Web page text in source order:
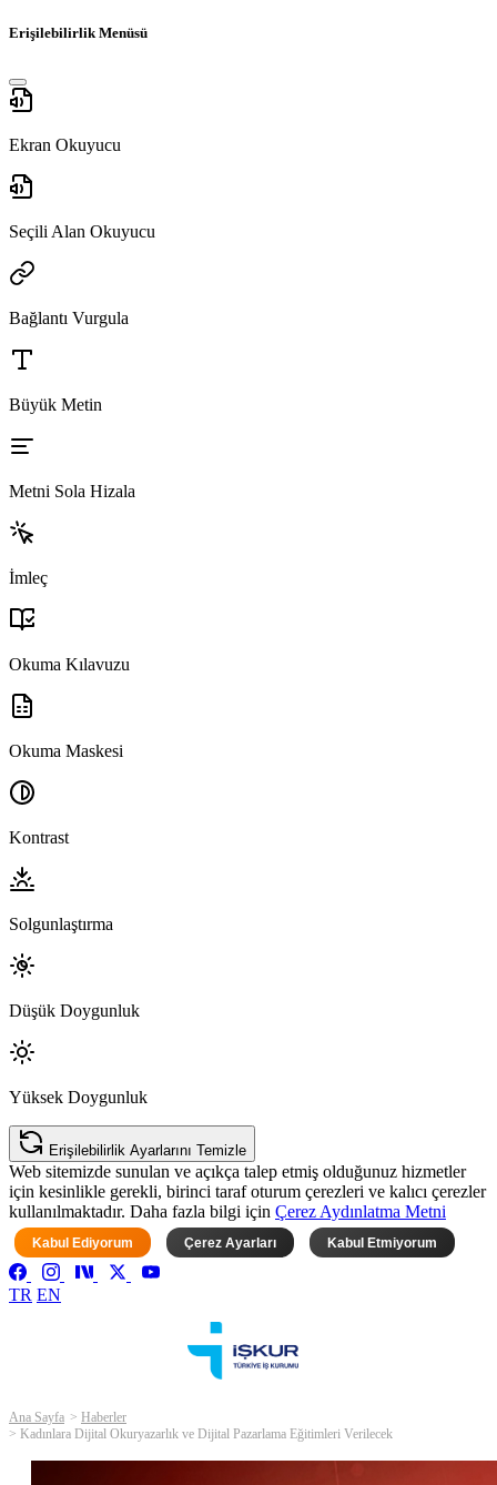
Erişilebilirlik Menüsü
Ekran Okuyucu
Seçili Alan Okuyucu
Bağlantı Vurgula
Büyük Metin
Metni Sola Hizala
İmleç
Okuma Kılavuzu
Okuma Maskesi
Kontrast
Solgunlaştırma
Düşük Doygunluk
Yüksek Doygunluk
Erişilebilirlik Ayarlarını Temizle
Web sitemizde sunulan ve açıkça talep etmiş olduğunuz hizmetler
için kesinlikle gerekli, birinci taraf oturum çerezleri ve kalıcı çerezler
kullanılmaktadır. Daha fazla bilgi için Çerez Aydınlatma Metni
Kabul Ediyorum Çerez Ayarları Kabul Etmiyorum
TR EN
Ana Sayfa
Haberler
Kadınlara Dijital Okuryazarlık ve Dijital Pazarlama Eğitimleri Verilecek